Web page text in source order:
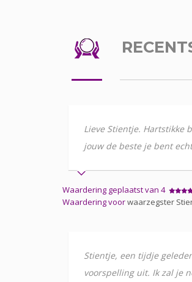
Lieve Stientje. Hartstikke
jouw de beste je bent
Waardering geplaatst van 4
Waardering voorwaarzegster
Stientje, een tijdje
voorspelling uit. Ik zal je